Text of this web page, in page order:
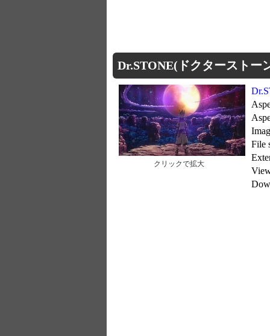
Dr.STONE(ドクターストー
クリックで拡大
File